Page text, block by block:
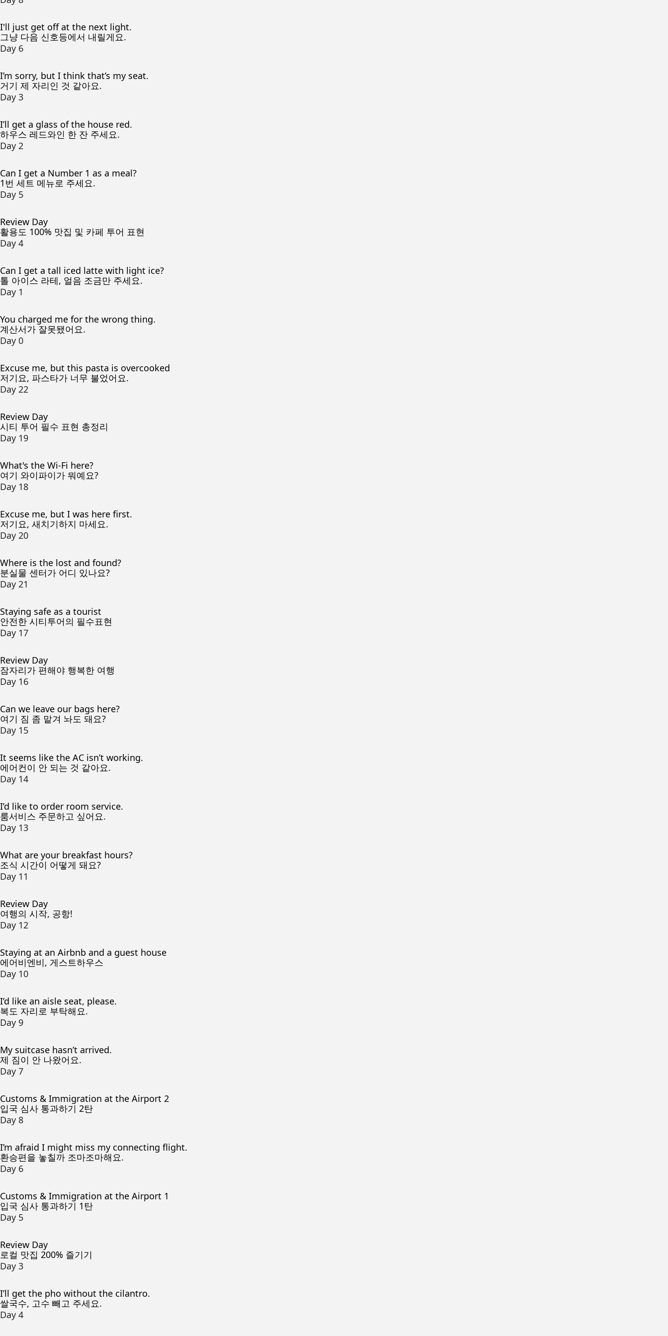
I'll just get off at the next light.
그냥 다음 신호등에서 내릴게요.
Day 6
I’m sorry, but I think that’s my seat.
거기 제 자리인 것 같아요.
Day 3
I’ll get a glass of the house red.
하우스 레드와인 한 잔 주세요.
Day 2
Can I get a Number 1 as a meal?
1번 세트 메뉴로 주세요.
Day 5
Review Day
활용도 100% 맛집 및 카페 투어 표현
Day 4
Can I get a tall iced latte with light ice?
톨 아이스 라테, 얼음 조금만 주세요.
Day 1
You charged me for the wrong thing.
계산서가 잘못됐어요.
Day 0
Excuse me, but this pasta is overcooked
저기요, 파스타가 너무 불었어요.
Day 22
Review Day
시티 투어 필수 표현 총정리
Day 19
What's the Wi-Fi here?
여기 와이파이가 뭐예요?
Day 18
Excuse me, but I was here first.
저기요, 새치기하지 마세요.
Day 20
Where is the lost and found?
분실물 센터가 어디 있나요?
Day 21
Staying safe as a tourist
안전한 시티투어의 필수표현
Day 17
Review Day
잠자리가 편해야 행복한 여행
Day 16
Can we leave our bags here?
여기 짐 좀 맡겨 놔도 돼요?
Day 15
It seems like the AC isn’t working.
에어컨이 안 되는 것 같아요.
Day 14
I’d like to order room service.
룸서비스 주문하고 싶어요.
Day 13
What are your breakfast hours?
조식 시간이 어떻게 돼요?
Day 11
Review Day
여행의 시작, 공항!
Day 12
Staying at an Airbnb and a guest house
에어비엔비, 게스트하우스
Day 10
I’d like an aisle seat, please.
복도 자리로 부탁해요.
Day 9
My suitcase hasn’t arrived.
제 짐이 안 나왔어요.
Day 7
Customs & Immigration at the Airport 2
입국 심사 통과하기 2탄
Day 8
I’m afraid I might miss my connecting flight.
환승편을 놓칠까 조마조마해요.
Day 6
Customs & Immigration at the Airport 1
입국 심사 통과하기 1탄
Day 5
Review Day
로컬 맛집 200% 즐기기
Day 3
I’ll get the pho without the cilantro.
쌀국수, 고수 빼고 주세요.
Day 4